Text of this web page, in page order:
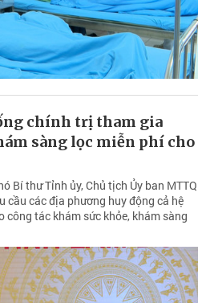
chính trị tham gia
sàng lọc miễn phí cho
Bí thư Tỉnh ủy, Chủ tịch Ủy ban MTTQ
cầu các địa phương huy động cả hệ
tác khám sức khỏe, khám sàng